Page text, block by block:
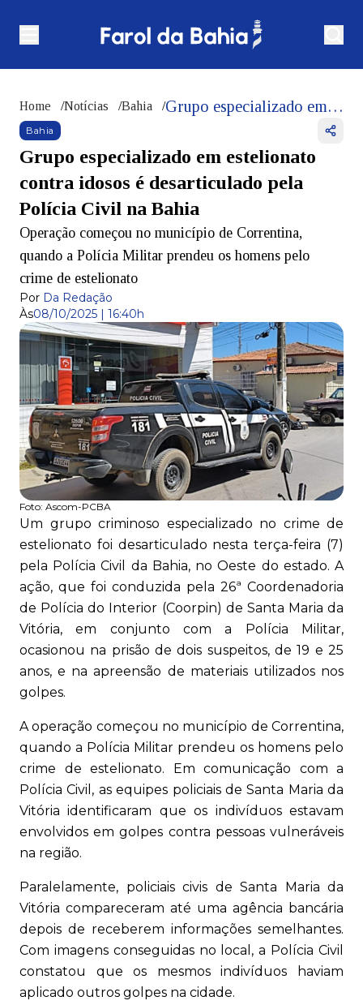
Home /Notícias /Bahia / Grupo especializado em estelionato contra idosos é desarticulado pela Polícia Civil na Bahia
Bahia
Grupo especializado em estelionato
contra idosos é desarticulado pela
Polícia Civil na Bahia
Operação começou no município de Correntina,
quando a Polícia Militar prendeu os homens pelo
crime de estelionato
Por Da Redação
Às08/10/2025 | 16:40h
Foto: Ascom-PCBA
Um grupo criminoso especializado no crime de
estelionato foi desarticulado nesta terça-feira (7)
pela Polícia Civil da Bahia, no Oeste do estado. A
ação, que foi conduzida pela 26ª Coordenadoria
de Polícia do Interior (Coorpin) de Santa Maria da
Vitória, em conjunto com a Polícia Militar,
ocasionou na prisão de dois suspeitos, de 19 e 25
anos, e na apreensão de materiais utilizados nos
golpes.
A operação começou no município de Correntina,
quando a Polícia Militar prendeu os homens pelo
crime de estelionato. Em comunicação com a
Polícia Civil, as equipes policiais de Santa Maria da
Vitória identificaram que os indivíduos estavam
envolvidos em golpes contra pessoas vulneráveis
na região.
Paralelamente, policiais civis de Santa Maria da
Vitória compareceram até uma agência bancária
depois de receberem informações semelhantes.
Com imagens conseguidas no local, a Polícia Civil
constatou que os mesmos indivíduos haviam
aplicado outros golpes na cidade.